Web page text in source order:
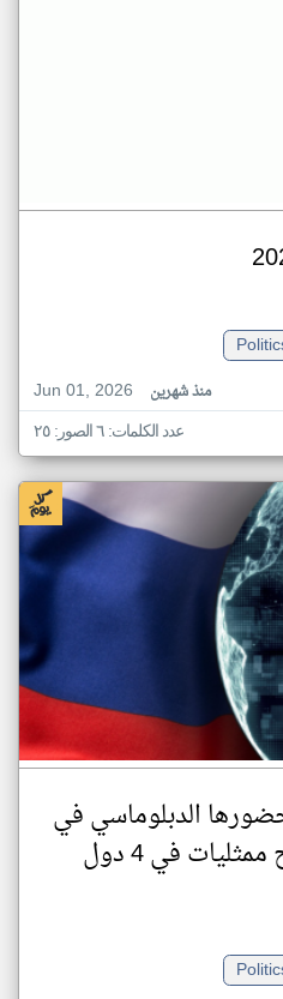
Jun 01, 2026
منذ شهرين
عدد الكلمات: ٦ الصور: ٢٥
الدبلوماسي في
إفريقيا بافتتاح ممثليات في 4 دول